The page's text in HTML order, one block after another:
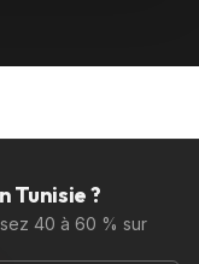
Tunisie ?
40 à 60 % sur